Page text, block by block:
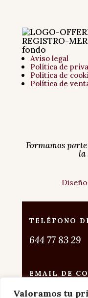
Valoramos tu
Aviso legal
Política de
Política de
Política de
Formamos
la
TELÉFONO
644 77 83 29
EMAIL DE